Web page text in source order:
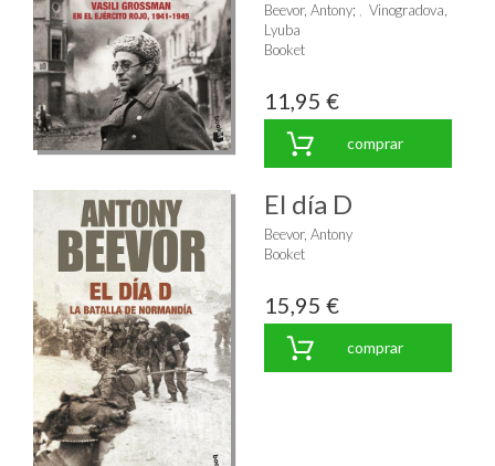
Beevor, Antony;
Vinogradova,
Lyuba
Booket
11,95 €
comprar
El día D
Beevor, Antony
Booket
15,95 €
comprar